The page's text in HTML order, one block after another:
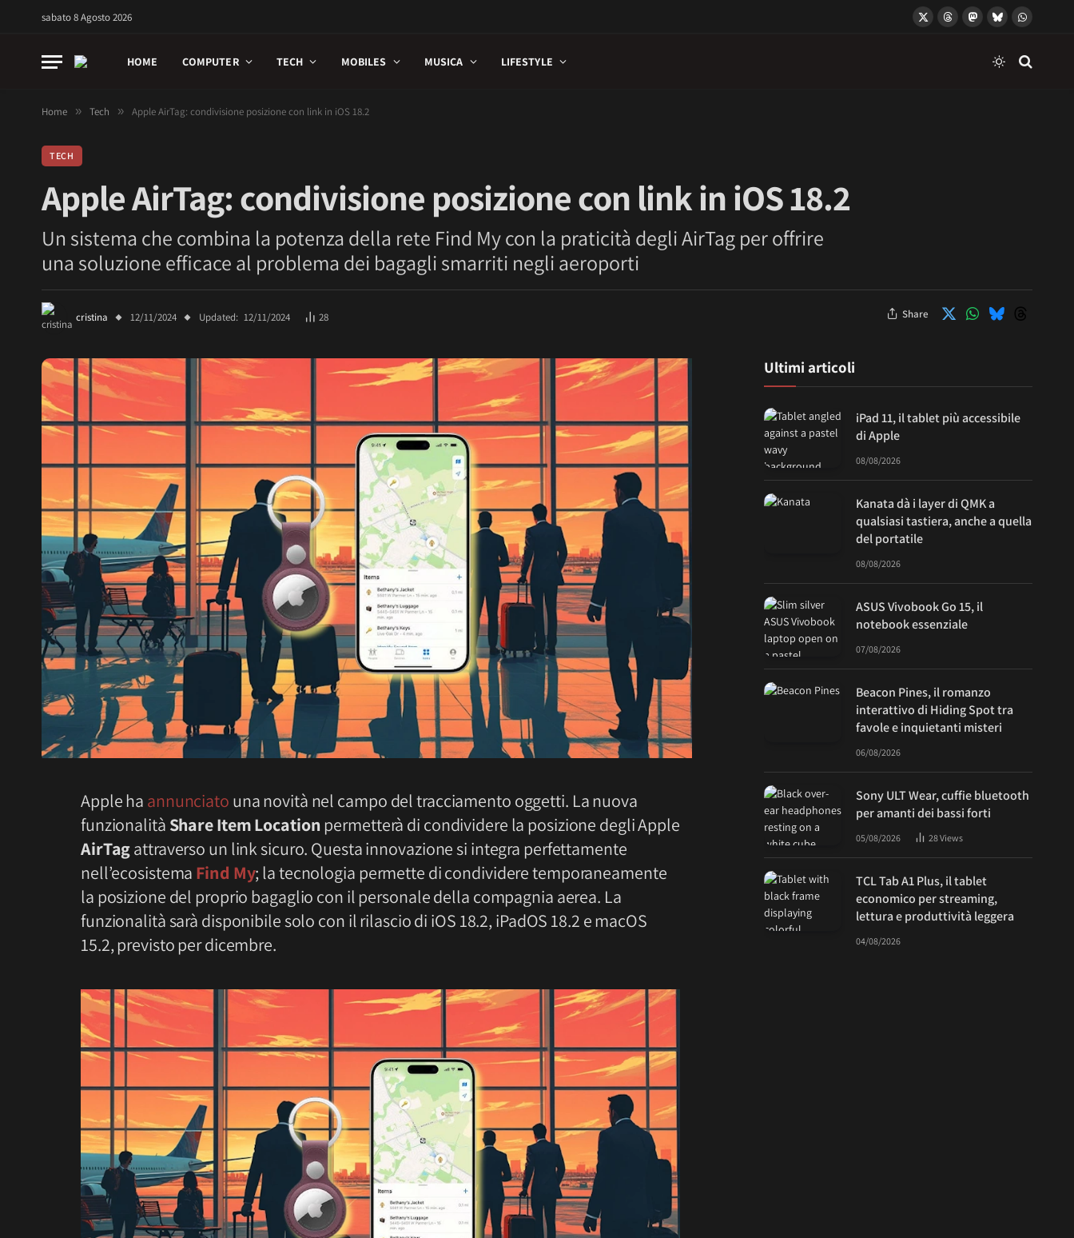
sabato 8 Agosto 2026
X
ThreadsMastodon
BlueskyWhatsApp
HOME COMPUTER TECH MOBILES MUSICA LIFESTYLE
Home » Tech » Apple AirTag: condivisione posizione con link in iOS 18.2
TECH
Apple AirTag: condivisione posizione con link in iOS 18.2
Un sistema che combina la potenza della rete Find My con la praticità degli AirTag per offrire
una soluzione efficace al problema dei bagagli smarriti negli aeroporti
cristina 12/11/2024 Updated: 12/11/2024 28 Share
Apple ha annunciato una novità nel campo del tracciamento oggetti. La nuova
funzionalità Share Item Locationpermetterà di condividere la posizione degli Apple
AirTagattraverso un link sicuro. Questa innovazione si integra perfettamente
nell’ecosistema Find My; la tecnologia permette di condividere temporaneamente
la posizione del proprio bagaglio con il personale della compagnia aerea. La
funzionalità sarà disponibile solo con il rilascio di iOS 18.2, iPadOS 18.2 e macOS
15.2, previsto per dicembre.
Ultimi articoli
iPad 11, il tablet più accessibile
di Apple
08/08/2026
Kanata dà i layer di QMK a
qualsiasi tastiera, anche a quella
del portatile
08/08/2026
ASUS Vivobook Go 15, il
notebook essenziale
07/08/2026
Beacon Pines, il romanzo
interattivo di Hiding Spot tra
favole e inquietanti misteri
06/08/2026
Sony ULT Wear, cuffie bluetooth
per amanti dei bassi forti
05/08/2026 28Views
TCL Tab A1 Plus, il tablet
economico per streaming,
lettura e produttività leggera
04/08/2026